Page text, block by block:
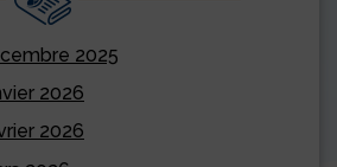
2025
2026
2026